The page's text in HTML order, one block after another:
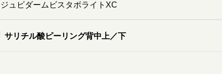
ジュビダームビスタボライトXC
サリチル酸ピーリング背中上／下